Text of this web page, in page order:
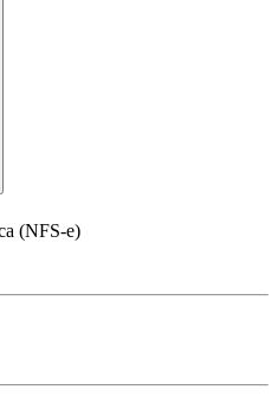
(NFS-e)